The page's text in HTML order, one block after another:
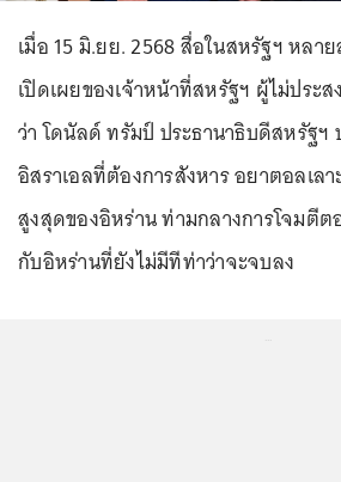
เมื่อ 15 มิ.ยย. 2568 สื่อในสหรัฐฯ หลา
เปิดเผยของเจ้าหน้าที่สหรัฐฯ ผู้ไม่ปร
ว่า โดนัลด์ ทรัมป์ ประธานาธิบดีสหรัฐฯ
อิสราเอลที่ต้องการสังหาร อยาตอลเล
สูงสุดของอิหร่าน ท่ามกลางการโจมตีต
กับอิหร่านที่ยังไม่มีทีท่าว่าจะจบลง